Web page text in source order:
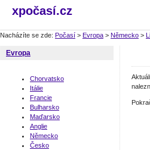
xpočasí.cz
Nacházíte se zde: Počasí > Evropa > Německo >
Evropa
Chorvatsko
Itálie
Francie
Bulharsko
Maďarsko
Anglie
Německo
Česko